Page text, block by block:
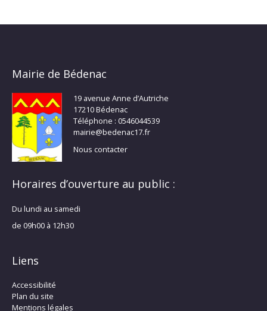
Mairie de Bédenac
19 avenue Anne d’Autriche
17210 Bédenac
Téléphone : 0546044539
mairie@bedenac17.fr
Nous contacter
Horaires d’ouverture au public :
Du lundi au samedi
de 09h00 à 12h30
Liens
Accessibilité
Plan du site
Mentions légales